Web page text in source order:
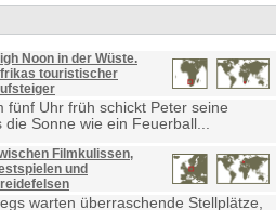
Noon in der Wüste.
touristischer
fünf Uhr früh schickt Peter seine
die Sonne wie ein Feuerball...
Filmkulissen,
und
warten überraschende Stellplätze,